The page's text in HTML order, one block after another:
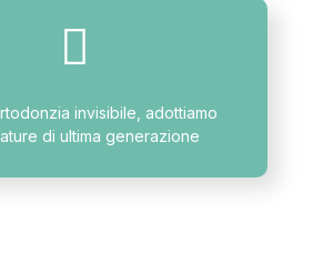
invisibile, adottiamo
di ultima generazione